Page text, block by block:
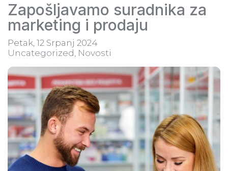
Zapošljavamo suradnika za
marketing i prodaju
Petak, 12 Srpanj 2024
Uncategorized Novosti